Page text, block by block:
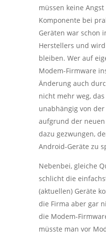
müssen keine
Komponente bei
Geräten war schon
Herstellers und
bleiben. Wer auf
Modem-Firmware
Änderung auch
nicht mehr weg,
unabhängig von
aufgrund der
dazu gezwungen,
Android-Geräte zu
Nebenbei, gleiche
schlicht die
(aktuellen) Geräte
die Firma aber gar
die Modem-
müsste man vor